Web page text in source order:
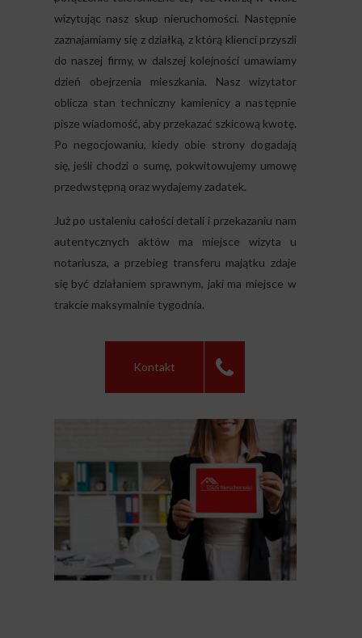
wizytując nasz skup nieruchomości. Następnie
zaznajamiamy się z działką, z którą klienci przyszli
do naszej firmy, w dalszej kolejności umawiamy
dzień obejrzenia mieszkania. Nasz wizytator
oblicza stan techniczny kamienicy a następnie
pisze wiadomość, aby przekazać szkicową kwotę.
Po negocjowaniu, kiedy obie strony dogadają
się, jeśli chodzi o sumę, pokwitowujemy umowę
przedwstępną oraz wydajemy zadatek.
Już po ustaleniu całości detali i przekazaniu nam
autentycznych aktów ma miejsce wizyta u
notariusza, a przebieg transferu majątku zdaje
się być działaniem sprawnym, jaki ma miejsce w
trakcie maksymalnie tygodnia.
Kontakt